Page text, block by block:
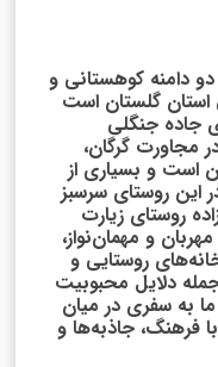
دامنه کوهستانی و
استان گلستان است
جاده جنگلی
مجاورت گرگان،
است و بسیاری از
این روستای سرسبز
روستای زیارت
و مهمان‌نواز،
روستایی و
دلایل محبوبیت
به سفری در میان
فرهنگ، جاذبه‌ها و